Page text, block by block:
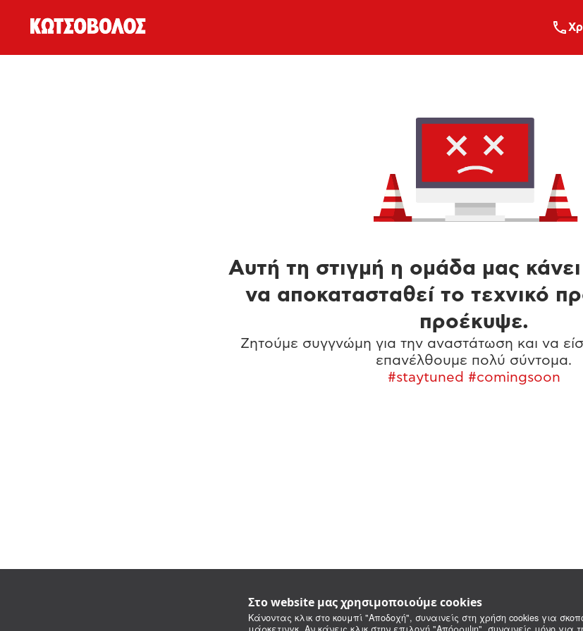
Στο website μας χρησιμοποιούμε cookies
Κάνοντας κλικ στο κουμπί "Αποδοχή", συναινείς στη χρήση cookies για
Αυτή τη στιγμή η ομάδα μας
να αποκατασταθεί το τεχνικό
προέκυψε.
Ζητούμε συγγνώμη για την αναστάτωση και να
επανέλθουμε πολύ σύντομα.
#staytuned #comingsoon